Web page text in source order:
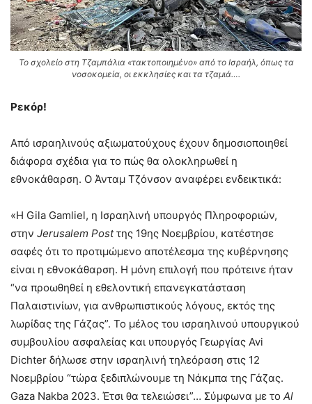
Το σχολείο στη Τζαμπάλια «τακτοποιημένο» από το Ισραήλ, όπως τα
νοσοκομεία, οι εκκλησίες και τα τζαμιά….
Ρεκόρ!
Από ισραηλινούς αξιωματούχους έχουν δημοσιοποιηθεί
διάφορα σχέδια για το πώς θα ολοκληρωθεί η
εθνοκάθαρση. Ο Άνταμ Τζόνσον αναφέρει ενδεικτικά:
«Η Gila Gamliel, η Ισραηλινή υπουργός Πληροφοριών,
στην Jerusalem Postτης 19ης Νοεμβρίου, κατέστησε
σαφές ότι το προτιμώμενο αποτέλεσμα της κυβέρνησης
είναι η εθνοκάθαρση. Η μόνη επιλογή που πρότεινε ήταν
“να προωθηθεί η εθελοντική επανεγκατάσταση
Παλαιστινίων, για ανθρωπιστικούς λόγους, εκτός της
λωρίδας της Γάζας”. Το μέλος του ισραηλινού υπουργικού
συμβουλίου ασφαλείας και υπουργός Γεωργίας Avi
Dichter δήλωσε στην ισραηλινή τηλεόραση στις 12
Νοεμβρίου “τώρα ξεδιπλώνουμε τη Νάκμπα της Γάζας.
Gaza Nakba 2023. Έτσι θα τελειώσει”… Σύμφωνα με το Al